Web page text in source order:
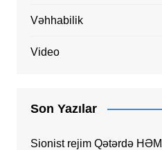
Vəhhabilik
Video
Son Yazılar
Sionist rejim Qətərdə